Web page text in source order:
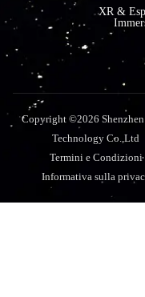
XR &
Copyright ©2026
Technology Co.,Ltd
Termini e Condizioni
Informativa sulla